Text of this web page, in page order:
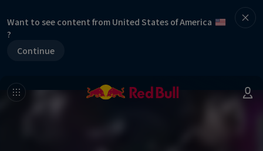
Want to see content from United States of America
?
Continue